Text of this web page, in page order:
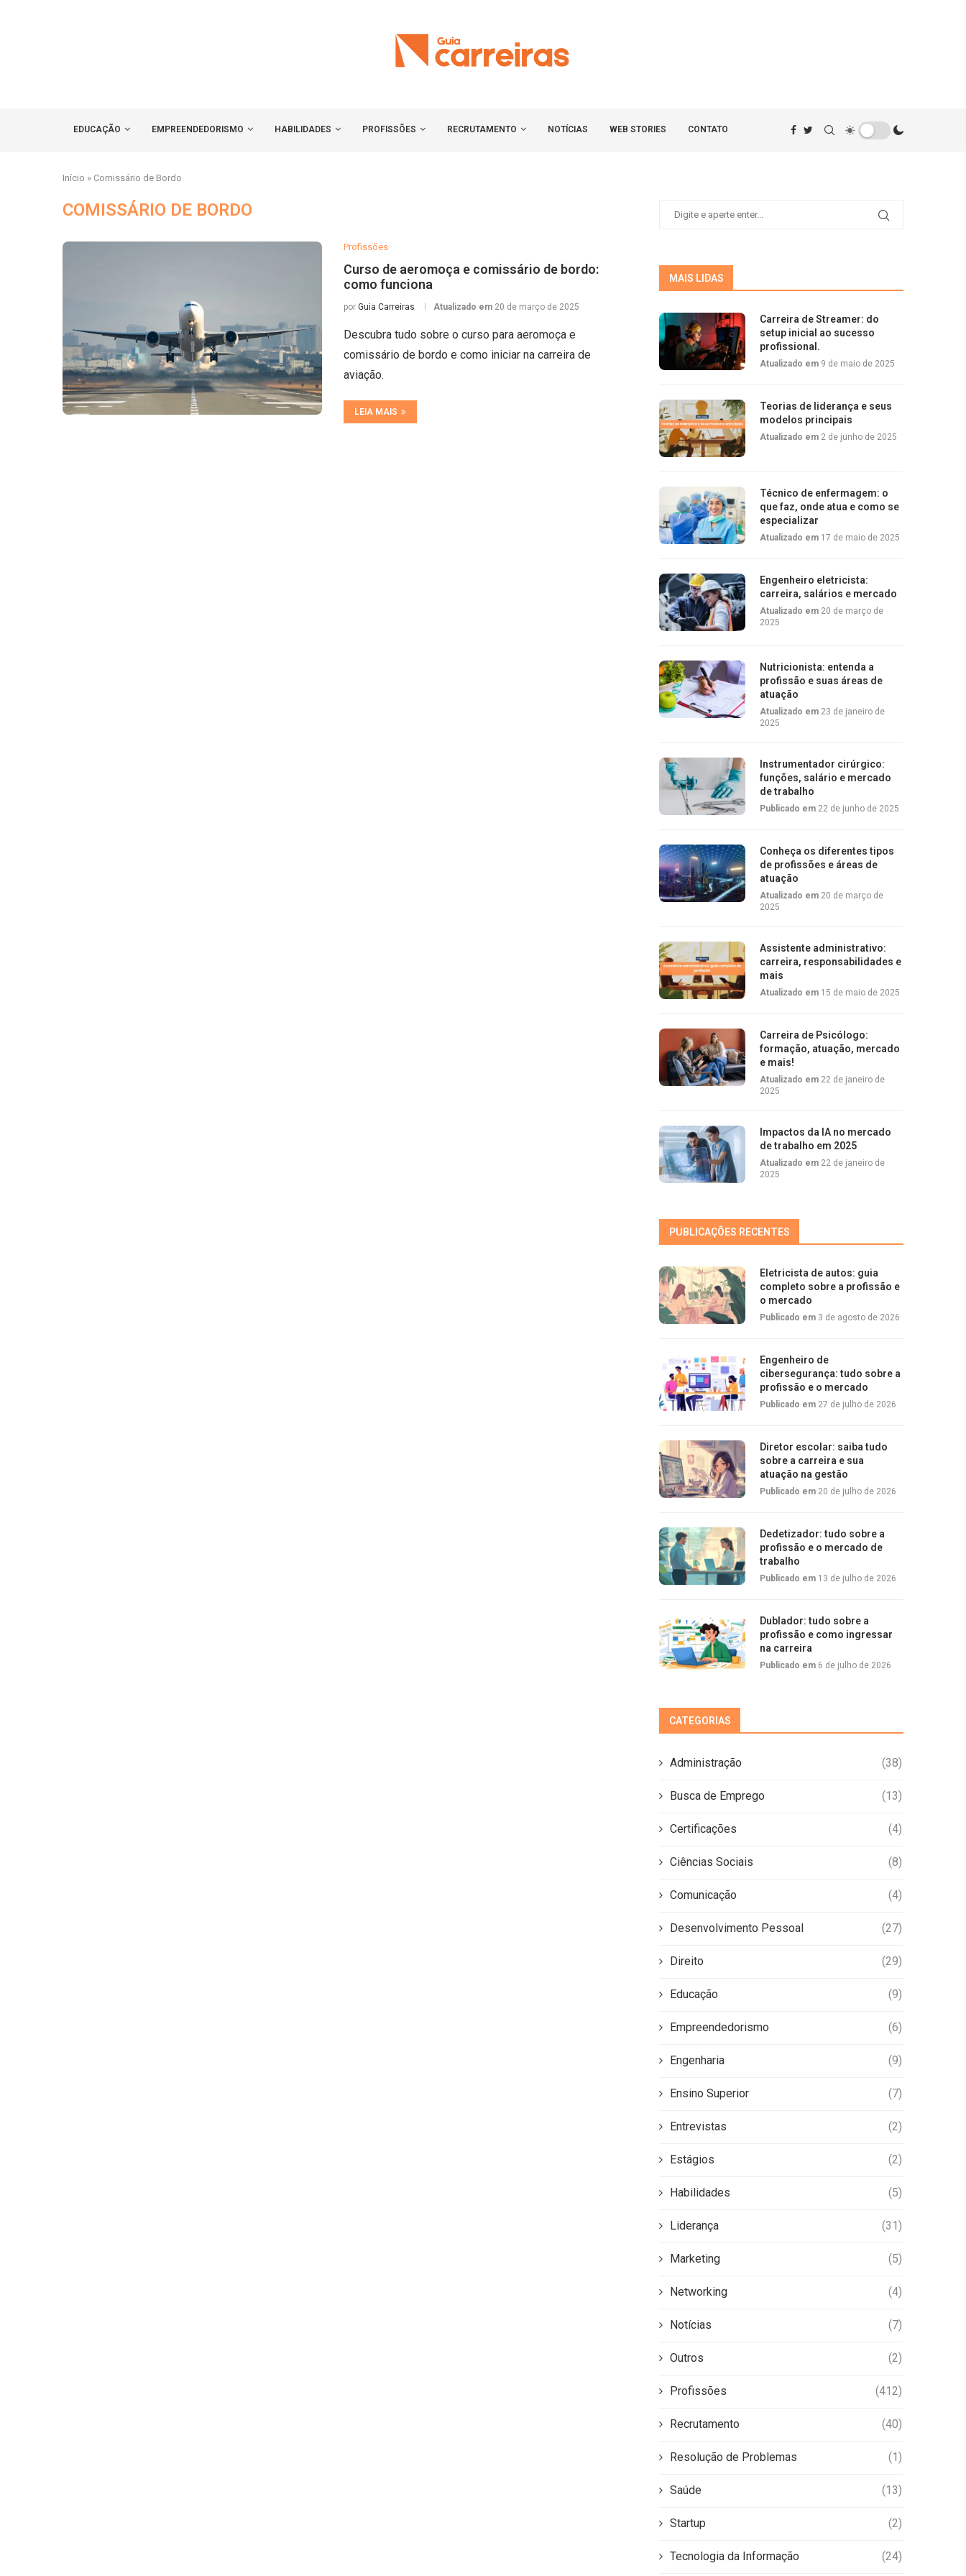
EDUCAÇÃO EMPREENDEDORISMO HABILIDADES PROFISSÕES RECRUTAMENTO NOTÍCIAS WEB STORIES CONTATO
Início » Comissário de Bordo
COMISSÁRIO DE BORDO
Profissões
Curso de aeromoça e comissário de bordo:
como funciona
por Guia Carreiras Atualizado em 20 de março de 2025
Descubra tudo sobre o curso para aeromoça e
comissário de bordo e como iniciar na carreira de
aviação.
LEIA MAIS
MAIS LIDAS
Carreira de Streamer: do
setup inicial ao sucesso
profissional.
Atualizado em 9 de maio de 2025
Teorias de liderança e seus
modelos principais
Atualizado em 2 de junho de 2025
Técnico de enfermagem: o
que faz, onde atua e como se
especializar
Atualizado em 17 de maio de 2025
Engenheiro eletricista:
carreira, salários e mercado
Atualizado em 20 de março de
2025
Nutricionista: entenda a
profissão e suas áreas de
atuação
Atualizado em 23 de janeiro de
2025
Instrumentador cirúrgico:
funções, salário e mercado
de trabalho
Publicado em 22 de junho de 2025
Conheça os diferentes tipos
de profissões e áreas de
atuação
Atualizado em 20 de março de
2025
Assistente administrativo:
carreira, responsabilidades e
mais
Atualizado em 15 de maio de 2025
Carreira de Psicólogo:
formação, atuação, mercado
e mais!
Atualizado em 22 de janeiro de
2025
Impactos da IA no mercado
de trabalho em 2025
Atualizado em 22 de janeiro de
2025
PUBLICAÇÕES RECENTES
Eletricista de autos: guia
completo sobre a profissão e
o mercado
Publicado em 3 de agosto de 2026
Engenheiro de
cibersegurança: tudo sobre a
profissão e o mercado
Publicado em 27 de julho de 2026
Diretor escolar: saiba tudo
sobre a carreira e sua
atuação na gestão
Publicado em 20 de julho de 2026
Dedetizador: tudo sobre a
profissão e o mercado de
trabalho
Publicado em 13 de julho de 2026
Dublador: tudo sobre a
profissão e como ingressar
na carreira
Publicado em 6 de julho de 2026
CATEGORIAS
Administração (38)
Busca de Emprego (13)
Certificações (4)
Ciências Sociais (8)
Comunicação (4)
Desenvolvimento Pessoal (27)
Direito (29)
Educação (9)
Empreendedorismo (6)
Engenharia (9)
Ensino Superior (7)
Entrevistas (2)
Estágios (2)
Habilidades (5)
Liderança (31)
Marketing (5)
Networking (4)
Notícias (7)
Outros (2)
Profissões (412)
Recrutamento (40)
Resolução de Problemas (1)
Saúde (13)
Startup (2)
Tecnologia da Informação (24)